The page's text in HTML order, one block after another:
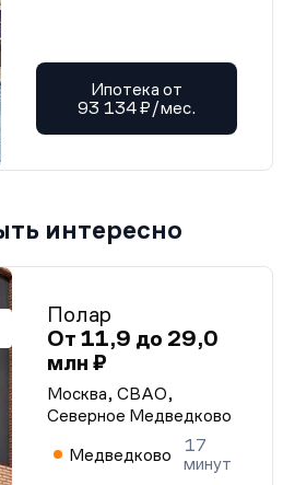
Ипотека от
93 134 ₽/мес.
интересно
Полар
От 11,9 до 29,0
млн ₽
Москва, СВАО,
Северное Медведково
Медведково
17
минут